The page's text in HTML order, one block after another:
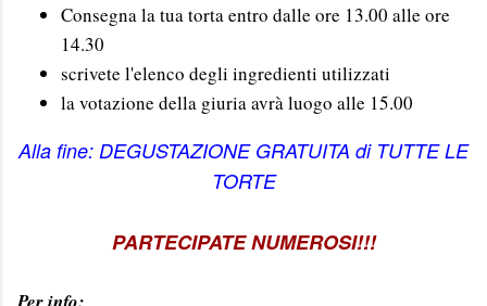
Consegna la tua torta entro dalle ore 13.00 alle ore
14.30
scrivete l'elenco degli ingredienti utilizzati
la votazione della giuria avrà luogo alle 15.00
Alla fine: DEGUSTAZIONE GRATUITA di TUTTE LE
TORTE
PARTECIPATE NUMEROSI!!!